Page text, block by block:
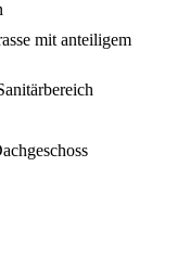
mit anteiligem